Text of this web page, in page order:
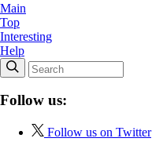
Main
Top
Interesting
Help
Follow us:
Follow us on Twitter